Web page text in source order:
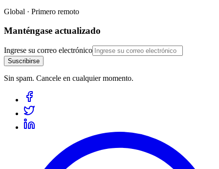
Global · Primero remoto
Manténgase actualizado
Ingrese su correo electrónico
Suscribirse
Sin spam. Cancele en cualquier momento.